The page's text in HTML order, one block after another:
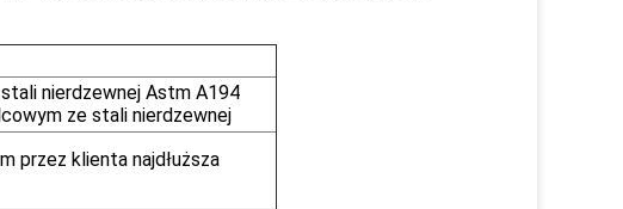
nierdzewnej Astm A194
ze stali nierdzewnej
przez klienta najdłuższa